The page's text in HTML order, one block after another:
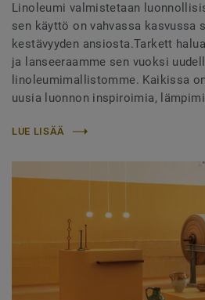
Linoleumi valmistetaan
sen käyttö on vahvassa kasvussa
kestävyyden ansiosta.Tarkett
ja lanseeraamme sen vuoksi
linoleumimallistomme. Kaikissa
uusia luonnon inspiroimia,
LUE LISÄÄ